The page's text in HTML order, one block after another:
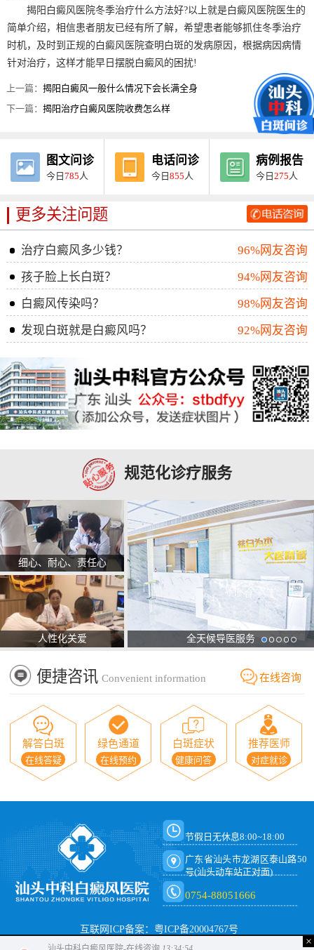
揭阳白癜风医院冬季治疗什么方法好?以上就是白癜风医院医生的
简单介绍，相信患者朋友已经有所了解，希望患者能够抓住冬季治疗
时机，及时到正规的白癜风医院查明白斑的发病原因，根据病因病情
针对治疗，这样才能早日摆脱白癜风的困扰!
上一篇：揭阳白癜风一般什么情况下会长满全身
下一篇：揭阳治疗白癜风医院收费怎么样
图文问诊
今日785 人
电话问诊
今日855 人
病例报告
今日275 人
更多关注问题
治疗白癜风多少钱？
96%网友咨询
孩子脸上长白斑？
94%网友咨询
白癜风传染吗？
98%网友咨询
发现白斑就是白癜风吗？
92%网友咨询
规范化诊疗服务
细心、耐心、责任心
人性化关爱 全天候导医服务
便捷咨讯 Convenient information 在线咨询
解答白斑
在线答疑
绿色通道
在线预约
白斑症状
健康问答
推荐医师
对症就诊
节假日无休息8:00~18:00
广东省汕头市龙湖区泰山路50
号(汕头动车站正对面)
0754-88051666
互联网ICP备案：粤ICP备20004767号
×